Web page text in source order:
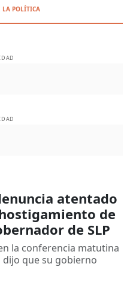
LA POLÍTICA
atentado
de
de SLP
la conferencia matutina
dijo que su gobierno